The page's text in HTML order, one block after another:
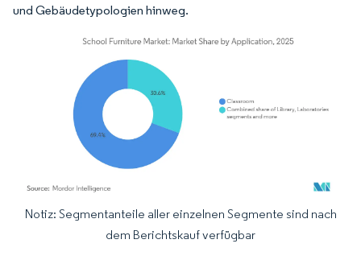
und Gebäudetypologien hinweg.
Bild © Mordor Intelligence. Wiederverwendung erfordert Namensnennung
Notiz: Segmentanteile aller einzelnen Segmente sind nach
dem Berichtskauf verfügbar